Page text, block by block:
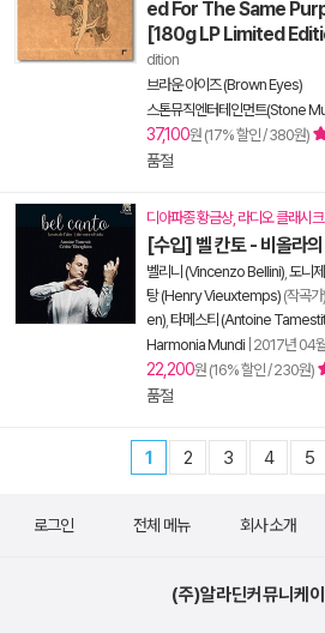
ed For The Same
[180g LP Limited
dition
브라운 아이즈 (Brown Eyes)
스톤뮤직엔터테인먼트(Stone
37,100원 (17% 할인 / 380원)
품절
디아파종 황금상, 라디오 클래시크
[수입] 벨 칸토 - 비올라의
벨리니 (Vincenzo Bellini) 도니
탕 (Henry Vieuxtemps) (작곡가),
en) 타메스티 (Antoine
Harmonia Mundi 2017년 04
22,200원 (16% 할인 / 230원)
품절
1 2 3 4 5
로그인 전체 메뉴 회사 소개
(주)알라딘커뮤니케